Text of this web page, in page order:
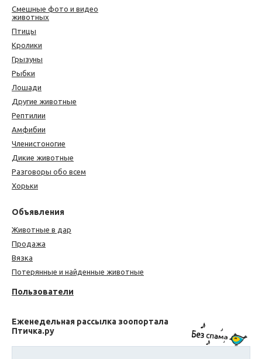
Смешные фото и видео
животных
Птицы
Кролики
Грызуны
Рыбки
Лошади
Другие животные
Рептилии
Амфибии
Членистоногие
Дикие животные
Разговоры обо всем
Хорьки
Объявления
Животные в дар
Продажа
Вязка
Потерянные и найденные животные
Пользователи
Еженедельная рассылка зоопортала
Птичка.ру